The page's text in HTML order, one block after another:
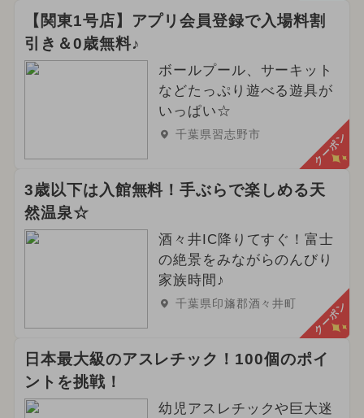
【関東1号店】アプリ会員登録で入場料割
引き＆0歳無料♪
ボールプール、サーキット
などたっぷり遊べる遊具が
いっぱい☆
千葉県習志野市 クーポン
3歳以下は入館無料！手ぶらで楽しめる天
然温泉☆
酒々井IC降りてすぐ！富士
の絶景をみながらのんびり
家族時間♪
千葉県印旛郡酒々井町 クーポン
日本最大級のアスレチック！100個のポイ
ントを挑戦！
幼児アスレチックや巨大迷